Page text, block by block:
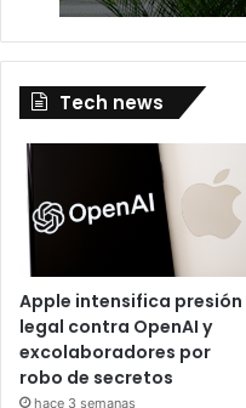
Tech news
Apple intensifica presión
legal contra OpenAI y
excolaboradores por
robo de secretos
hace 3 semanas